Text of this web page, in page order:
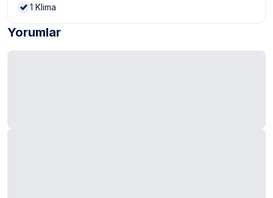
1 Klima
Yorumlar